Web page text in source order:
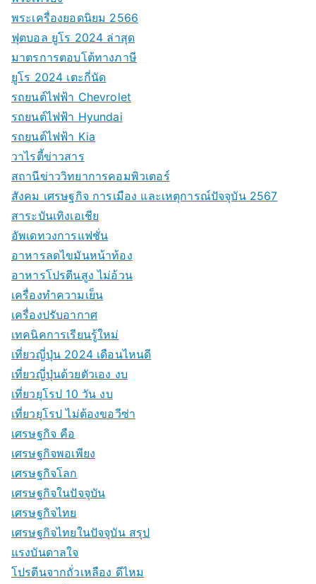
พระเครื่องยอดนิยม 2566
ฟุตบอล ยูโร 2024 ล่าสุด
มาตรการตอบโต้ทางภาษี
ยูโร 2024 เตะกี่นัด
รถยนต์ไฟฟ้า Chevrolet
รถยนต์ไฟฟ้า Hyundai
รถยนต์ไฟฟ้า Kia
วาไรตี้ข่าวสาร
สถานีข่าววิทยาการคอมพิวเตอร์
สังคม เศรษฐกิจ การเมือง และเหตุการณ์ปัจจุบัน 2567
สาระบันเทิงเอเชีย
อัพเดทวงการแฟชั่น
อาหารลดไขมันหน้าท้อง
อาหารโปรตีนสูง ไม่อ้วน
เครื่องทำความเย็น
เครื่องปรับอากาศ
เทคนิคการเรียนรู้ใหม่
เที่ยวญี่ปุ่น 2024 เดือนไหนดี
เที่ยวญี่ปุ่นด้วยตัวเอง งบ
เที่ยวยุโรป 10 วัน งบ
เที่ยวยุโรป ไม่ต้องขอวีซ่า
เศรษฐกิจ คือ
เศรษฐกิจพอเพียง
เศรษฐกิจโลก
เศรษฐกิจในปัจจุบัน
เศรษฐกิจไทย
เศรษฐกิจไทยในปัจจุบัน สรุป
แรงบันดาลใจ
โปรตีนจากถั่วเหลือง ดีไหม